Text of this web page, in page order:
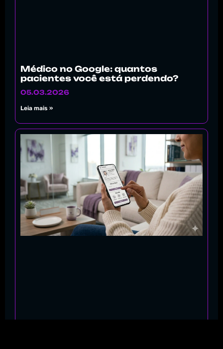
Médico no Google: quantos
pacientes você está perdendo?
05.03.2026
Leia mais »